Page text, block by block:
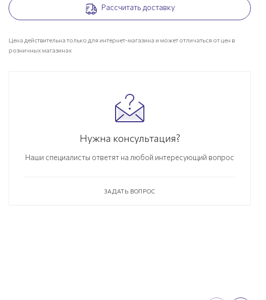
Рассчитать доставку
Цена действительна только для интернет-магазина и может отличаться от цен в
розничных магазинах
Нужна консультация?
Наши специалисты ответят на любой интересующий вопрос
ЗАДАТЬ ВОПРОС